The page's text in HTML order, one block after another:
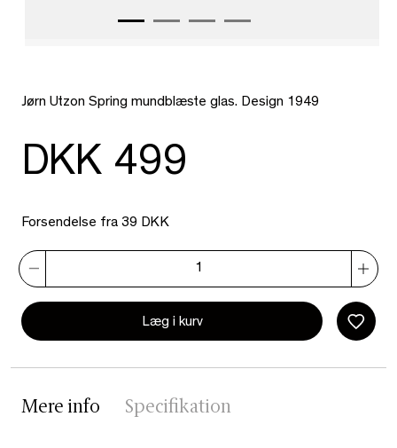
Jørn Utzon Spring mundblæste glas. Design 1949
DKK 499
Forsendelse fra 39 DKK
Læg i kurv
Mere info Specifikation